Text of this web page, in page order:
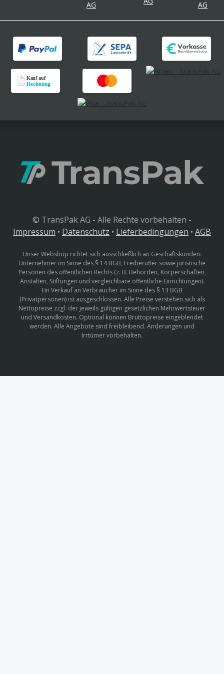
© TransPak AG - Alle Rechte vorbehalten -
Impressum • Datenschutz • Lieferbedingungen • AGB
Unser Webshop richtet sich ausschließlich an Geschäftskunden:
Unternehmer im Sinne des § 14 BGB, Freiberufler sowie juristische
Personen des öffentlichen Rechts (z. B. Behörden, Körperschaften,
Anstalten, Stiftungen und vergleichbare öffentliche Einrichtungen).
Ein Verkauf an Verbraucher im Sinne des § 13 BGB
(Privatpersonen) ist ausgeschlossen. Alle Preise verstehen sich als
Nettopreise zzgl. der jeweils gültigen gesetzlichen Mehrwertsteuer
und Versandkosten. Optional können Bruttopreise eingeblendet
werden. Alle Angebote sind freibleibend. Änderungen und
Irrtümer vorbehalten.